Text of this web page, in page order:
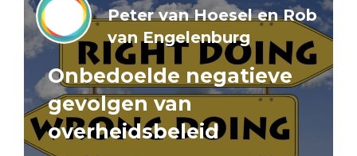
Peter van Hoesel en Rob
van Engelenburg
Onbedoelde negatieve
gevolgen van
overheidsbeleid